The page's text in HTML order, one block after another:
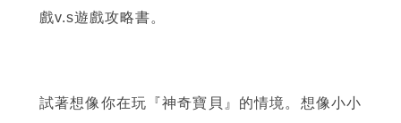
戲v.s遊戲攻略書。
試著想像你在玩『神奇寶貝』的情境。想像小小